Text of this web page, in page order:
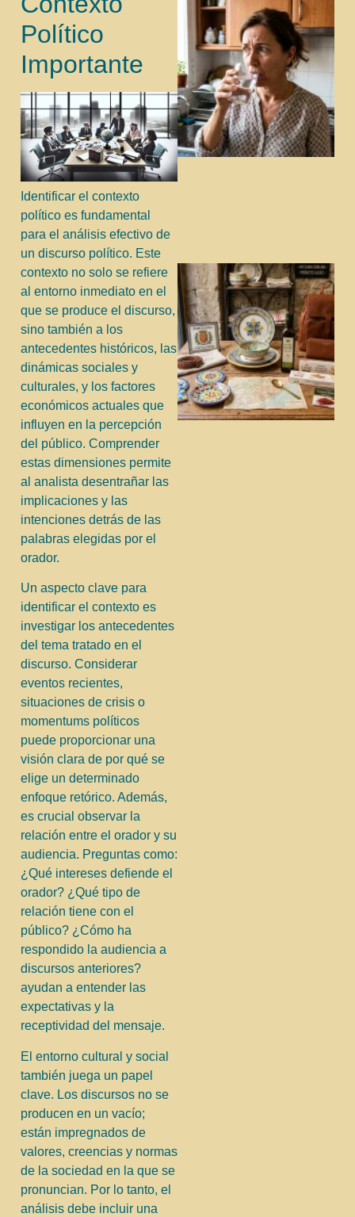
Político
Importante
Identificar el contexto
político es fundamental
para el análisis efectivo de
un discurso político. Este
contexto no solo se refiere
al entorno inmediato en el
que se produce el discurso,
sino también a los
antecedentes históricos, las
dinámicas sociales y
culturales, y los factores
económicos actuales que
influyen en la percepción
del público. Comprender
estas dimensiones permite
al analista desentrañar las
implicaciones y las
intenciones detrás de las
palabras elegidas por el
orador.
Un aspecto clave para
identificar el contexto es
investigar los antecedentes
del tema tratado en el
discurso. Considerar
eventos recientes,
situaciones de crisis o
momentums políticos
puede proporcionar una
visión clara de por qué se
elige un determinado
enfoque retórico. Además,
es crucial observar la
relación entre el orador y su
audiencia. Preguntas como:
¿Qué intereses defiende el
orador? ¿Qué tipo de
relación tiene con el
público? ¿Cómo ha
respondido la audiencia a
discursos anteriores?
ayudan a entender las
expectativas y la
receptividad del mensaje.
El entorno cultural y social
también juega un papel
clave. Los discursos no se
producen en un vacío;
están impregnados de
valores, creencias y normas
de la sociedad en la que se
pronuncian. Por lo tanto, el
análisis debe incluir una